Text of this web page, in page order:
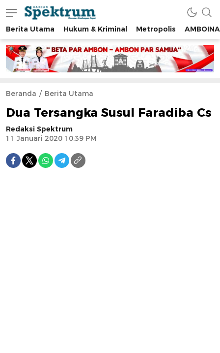
spektrumonline.com
Berita Utama Hukum & Kriminal Metropolis AMBOINA
Beranda Berita Utama
Dua Tersangka Susul Faradiba Cs
Redaksi Spektrum
11 Januari 2020 10:39 PM